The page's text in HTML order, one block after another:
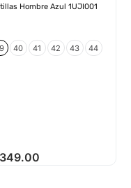
Hombre Azul 1UJI001
40 41 42 43 44
349.00